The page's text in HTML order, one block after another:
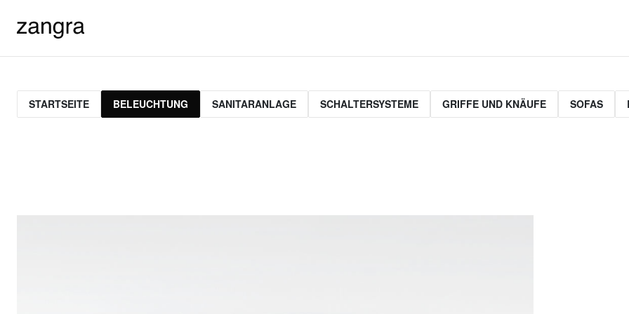
STARTSEITE BELEUCHTUNG SANITARANLAGE SCHALTERSYSTEME GRIFFE UND KNÄUFE SOFAS